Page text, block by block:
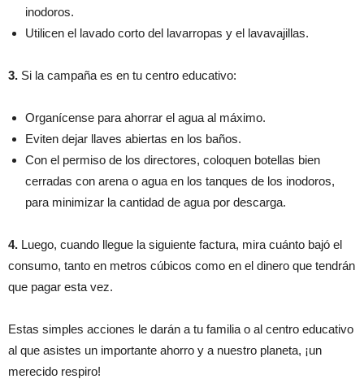
inodoros.
Utilicen el lavado corto del lavarropas y el lavavajillas.
3. Si la campaña es en tu centro educativo:
Organícense para ahorrar el agua al máximo.
Eviten dejar llaves abiertas en los baños.
Con el permiso de los directores, coloquen botellas bien
cerradas con arena o agua en los tanques de los inodoros,
para minimizar la cantidad de agua por descarga.
4. Luego, cuando llegue la siguiente factura, mira cuánto bajó el
consumo, tanto en metros cúbicos como en el dinero que tendrán
que pagar esta vez.
Estas simples acciones le darán a tu familia o al centro educativo
al que asistes un importante ahorro y a nuestro planeta, ¡un
merecido respiro!